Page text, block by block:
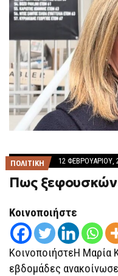
ΠΟΛΙΤΙΚΗ 12 ΦΕΒΡΟΥΑΡΊΟΥ,
Πως
Κοινοποιήστε
ΚοινοποιήστεΗ Μαρία
εβδομάδες